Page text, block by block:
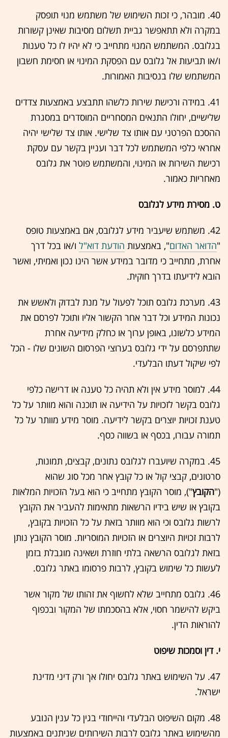
40. מובהר, כי זכות השימוש של משתמש מנוי תופסק
במקרה ולא תתאפשר גביית תשלום מסיבות שאינן קשורות
בגלובס. המשתמש המנוי מתחייב כי לא יהיו לו כל טענות
ו/או תביעות אל גלובס עם הפסקת המינוי או חסימת חשבון
המשתמש שלו בנסיבות האמורות.
41. במידה ורכישת שירות כלשהו תתבצע באמצעות צדדים
שלישיים, יחולו התנאים המסחריים המוסדרים במסגרת
ההסכם הפרטני עם אותו צד שלישי. אותו צד שלישי יהיה
אחראי כלפי המשתמש לכל דבר ועניין בקשר עם עסקת
רכישת השירות או המינוי, והמשתמש פוטר את גלובס
מאחריות כאמור.
ט. מסירת מידע לגלובס
42. משתמש שיעביר מידע לגלובס, אם באמצעות טופס
"הדואר האדום", באמצעות הודעת דוא"ל ו/או בכל דרך
אחרת, מתחייב כי מדובר במידע אשר הינו נכון ואמיתי, ואשר
הובא לידיעתו בדרך חוקית.
43. מערכת גלובס תוכל לפעול על מנת לבדוק ולאשש את
נכונות המידע וכל דבר אחר הקשור אליו ותוכל לפרסם את
המידע כלשונו, באופן ערוך או כחלק מידיעה אחרת
שתתפרסם על ידי גלובס בערוצי הפרסום השונים שלו - הכל
לפי שיקול דעתו הבלעדי.
44. למוסר מידע אין ולא תהיה כל טענה או דרישה כלפי
גלובס בקשר לזכויות על הידיעה או תוכנה והוא מוותר על כל
טענת זכויות יוצרים בקשר לידיעה. מוסר מידע מוותר על כל
תמורה עבורו, בכסף או בשווה כסף.
45. במקרה שיועברו לגלובס נתונים, קבצים, תמונות,
סרטונים, קבצי קול או כל קובץ אחר מכל סוג שהוא
("הקובץ"), מוסר הקובץ מתחייב כי הוא בעל הזכויות המלאות
בקובץ או שיש בידיו הרשאות מתאימות להעביר את הקובץ
לרשות גלובס וכי הוא מוותר בזאת על כל הזכויות בקובץ,
לרבות זכויות היוצרים או הזכויות המוסריות. מוסר הקובץ נותן
בזאת לגלובס הרשאה בלתי חוזרת ושאינה מוגבלת בזמן
לעשות כל שימוש בקובץ, לרבות פרסומו באתר גלובס.
46. גלובס מתחייב שלא לחשוף את זהותו של מקור אשר
ביקש להישמר חסוי, אלא בהסכמתו של המקור ובכפוף
להוראות הדין.
י. דין וסמכות שיפוט
47. על השימוש באתר גלובס יחולו אך ורק דיני מדינת
ישראל.
48. מקום השיפוט הבלעדי והייחודי בגין כל ענין הנובע
מהשימוש באתר גלובס לרבות השירותים שניתנים באמצעות